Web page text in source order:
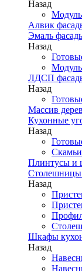
Назад
Алвик
Эмаль
Назад
ЛДСП
Назад
Массив
Кухонные
Назад
Плинтусы и
Столешницы
Назад
Шкафы
Назад